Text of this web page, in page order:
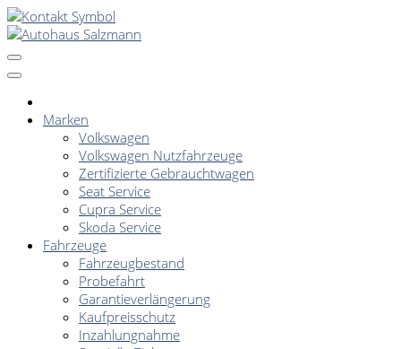
Marken
Volkswagen
Volkswagen Nutzfahrzeuge
Zertifizierte Gebrauchtwagen
Seat Service
Cupra Service
Skoda Service
Fahrzeuge
Fahrzeugbestand
Probefahrt
Garantieverlängerung
Kaufpreisschutz
Inzahlungnahme